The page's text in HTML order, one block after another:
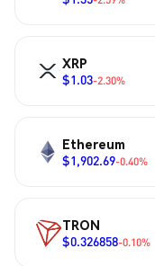
XRP
$1.03-2.30%
Ethereum
$1,902.69-0.40%
TRON
$0.326858-0.10%